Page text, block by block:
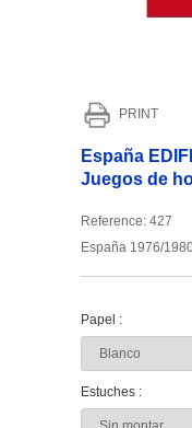
PRINT
España
Juegos de
Reference: 427
España 1976/
Papel :
Estuches :